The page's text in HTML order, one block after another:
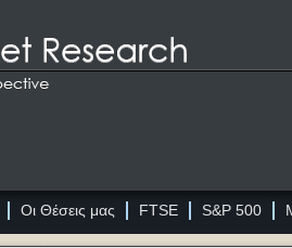
Οι Θέσεις μας FTSE S&P 500